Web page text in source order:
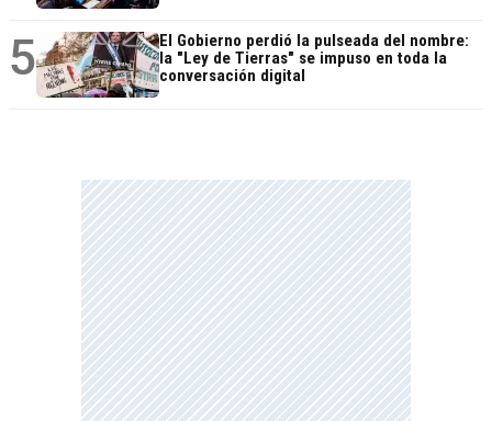
5
El Gobierno perdió la pulseada del nombre:
la "Ley de Tierras" se impuso en toda la
conversación digital